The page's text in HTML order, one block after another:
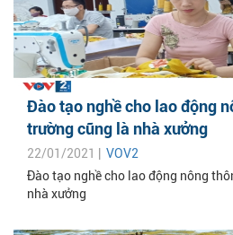
Đào tạo nghề cho lao động
trường cũng là nhà xưởng
22/01/2021 | VOV2
Đào tạo nghề cho lao động nông
nhà xưởng